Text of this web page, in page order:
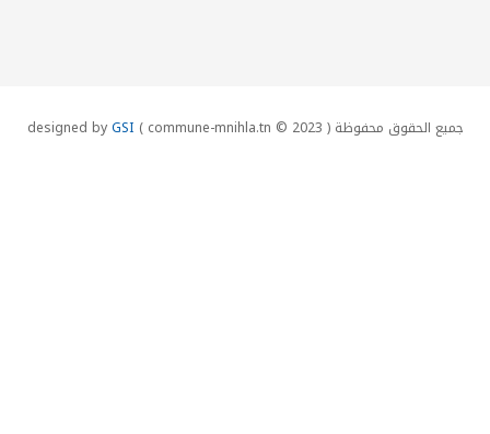
جميع الحقوق محفوظة designed by GSI ( commune-mnihla.tn © 2023 )